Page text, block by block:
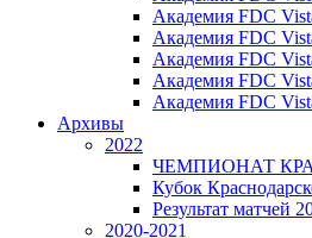
Академия FDC
Академия FDC
Академия FDC
Академия FDC
Академия FDC
Архивы
2022
ЧЕМПИОНАТ
Кубок
Результат матчей
2020-2021